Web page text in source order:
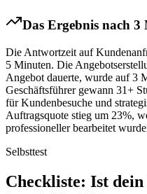
Das Ergebnis nach 3
Die Antwortzeit auf
5 Minuten. Die
Angebot dauerte, wurde auf 3
Geschäftsführer gewann 31+
für Kundenbesuche und
Auftragsquote stieg um 23%,
professioneller bearbeitet
Selbsttest
Checkliste: Ist dein